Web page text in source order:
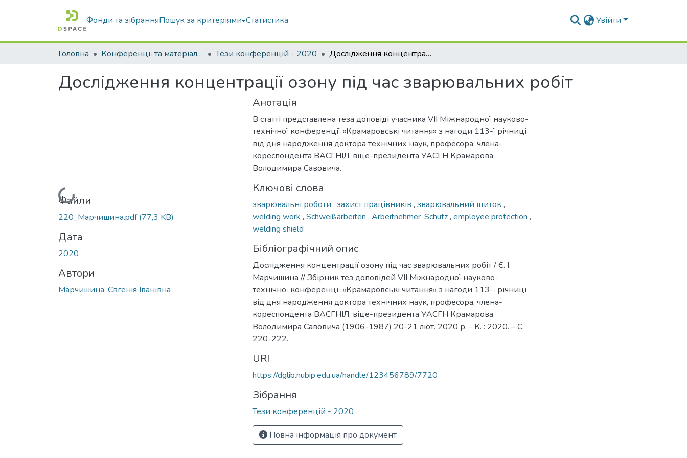
Фонди та зібранняПошук за критеріями Статистика Увійти
Головна Конференції та матеріали конференцій Тези конференцій - 2020 Дослідження концентрації озону під час зварювальних робіт
Дослідження концентрації озону під час зварювальних робіт
Вантажиться...
Файли
220_Марчишина.pdf(77,3 KB)
Дата
2020
Автори
Марчишина, Євгенія Іванівна
Анотація
В статті представлена теза доповіді учасника VIІ Міжнародної науково-
технічної конференції «Крамаровські читання» з нагоди 113-ї річниці
від дня народження доктора технічних наук, професора, члена-
кореспондента ВАСГНІЛ, віце-президента УАСГН Крамарова
Володимира Савовича.
Ключові слова
зварювальні роботи , захист працівників , зварювальний щиток,
welding work , Schweißarbeiten , Arbeitnehmer-Schutz, employee protection ,
welding shield
Бібліографічний опис
Дослідження концентрації озону під час зварювальних робіт / Є. І.
Марчишина // Збірник тез доповідей VIІ Міжнародної науково-
технічної конференції «Крамаровські читання» з нагоди 113-ї річниці
від дня народження доктора технічних наук, професора, члена-
кореспондента ВАСГНІЛ, віце-президента УАСГН Крамарова
Володимира Савовича (1906-1987) 20-21 лют. 2020 р. - К. : 2020. – С.
220-222.
URI
https://dglib.nubip.edu.ua/handle/123456789/7720
Зібрання
Тези конференцій - 2020
Повна інформація про документ